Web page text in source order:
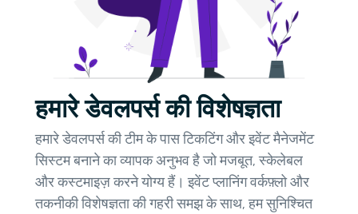
हमारे डेवलपर्स की विशेषज्ञता
हमारे डेवलपर्स की टीम के पास टिकटिंग और इवेंट मैनेजमेंट
सिस्टम बनाने का व्यापक अनुभव है जो मजबूत, स्केलेबल
और कस्टमाइज़ करने योग्य हैं। इवेंट प्लानिंग वर्कफ़्लो और
तकनीकी विशेषज्ञता की गहरी समझ के साथ, हम सुनिश्चित